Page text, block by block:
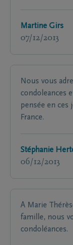
Martine Girs
07/12/2013
Nous vous
condoleances
pensée en
France.
Stéphanie
06/12/2013
A Marie
famille, nous
condoléances.